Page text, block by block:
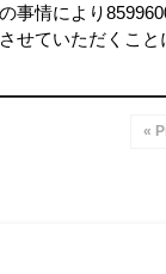
事情により
せていただくこと
«